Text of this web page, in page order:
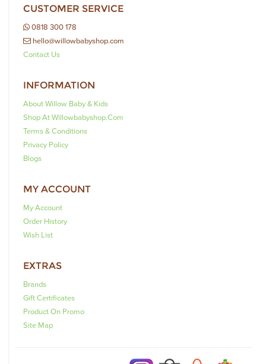
CUSTOMER SERVICE
0818 300 178
hello@willowbabyshop.com
Contact Us
INFORMATION
About Willow Baby & Kids
Shop At Willowbabyshop.com
Terms & Conditions
Privacy Policy
Blogs
MY ACCOUNT
My Account
Order History
Wish List
EXTRAS
Brands
Gift Certificates
Product On Promo
Site Map